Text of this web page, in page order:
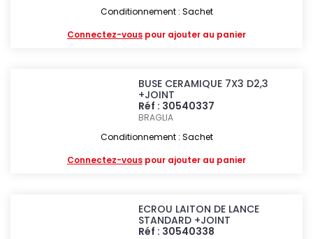
Conditionnement : Sachet
Connectez-vous pour ajouter au panier
BUSE CERAMIQUE 7X3 D2,3
+JOINT
Réf : 30540337
BRAGLIA
Conditionnement : Sachet
Connectez-vous pour ajouter au panier
ECROU LAITON DE LANCE
STANDARD +JOINT
Réf : 30540338